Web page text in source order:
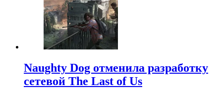
Naughty Dog отменила разработку
сетевой The Last of Us